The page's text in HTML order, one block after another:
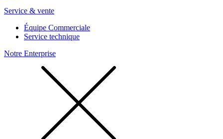
Service & vente
Équipe Commerciale
Service technique
Notre Enterprise